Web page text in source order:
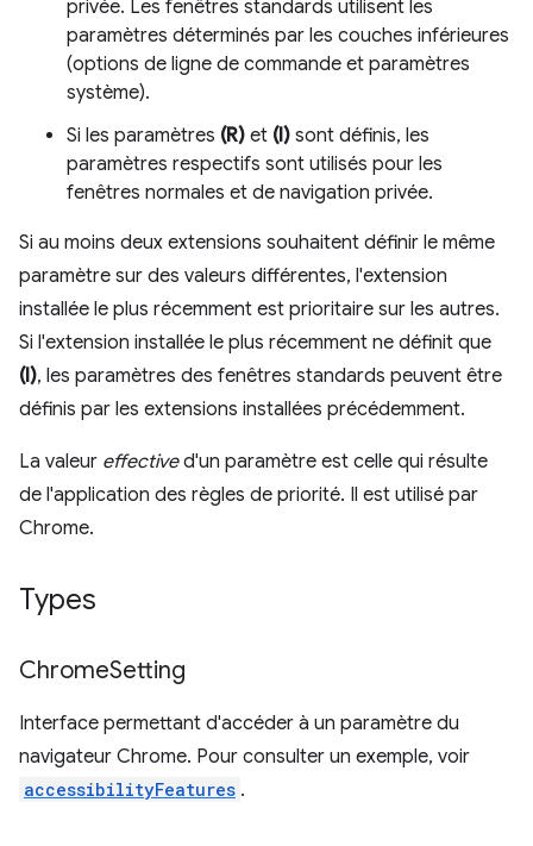
privée. Les fenêtres standards utilisent les
paramètres déterminés par les couches inférieures
(options de ligne de commande et paramètres
système).
Si les paramètres (R) et (I) sont définis, les
paramètres respectifs sont utilisés pour les
fenêtres normales et de navigation privée.
Si au moins deux extensions souhaitent définir le même
paramètre sur des valeurs différentes, l'extension
installée le plus récemment est prioritaire sur les autres.
Si l'extension installée le plus récemment ne définit que
(I), les paramètres des fenêtres standards peuvent être
définis par les extensions installées précédemment.
La valeur effectived'un paramètre est celle qui résulte
de l'application des règles de priorité. Il est utilisé par
Chrome.
Types
ChromeSetting
Interface permettant d'accéder à un paramètre du
navigateur Chrome. Pour consulter un exemple, voir
accessibilityFeatures .